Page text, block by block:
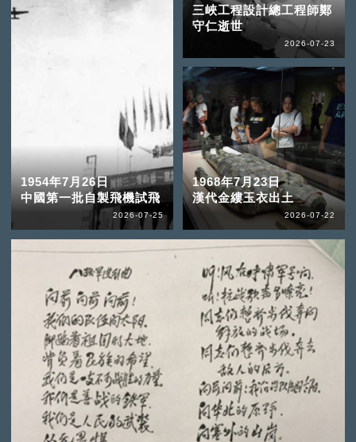
1954年7月26日
中國第一批自製飛機試飛
2026-07-25
三峽工程設計總工程師鄭
守仁逝世
2026-07-23
1968年7月23日
漢代金縷玉衣出土
2026-07-22